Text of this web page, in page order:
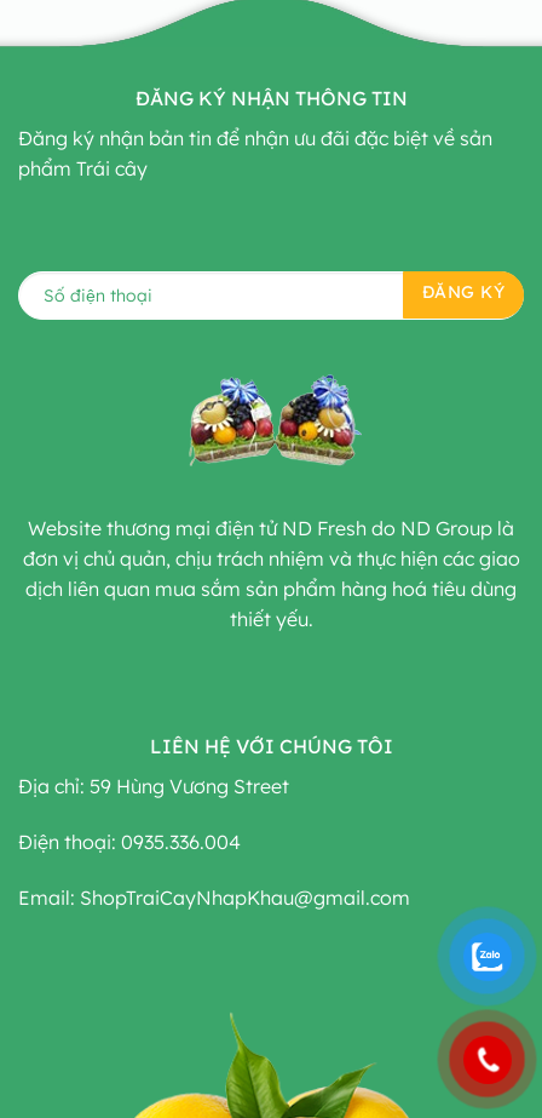
ĐĂNG KÝ NHẬN THÔNG TIN
Đăng ký nhận bản tin để nhận ưu đãi đặc biệt về sản
phẩm Trái cây
Website thương mại điện tử ND Fresh do ND Group là
đơn vị chủ quản, chịu trách nhiệm và thực hiện các giao
dịch liên quan mua sắm sản phẩm hàng hoá tiêu dùng
thiết yếu.
LIÊN HỆ VỚI CHÚNG TÔI
Địa chỉ: 59 Hùng Vương Street
Điện thoại: 0935.336.004
Email: ShopTraiCayNhapKhau@gmail.com